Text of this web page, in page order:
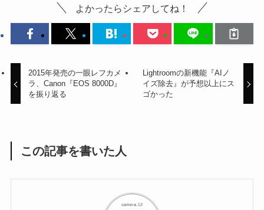
よかったらシェアしてね！
2015年発売の一眼レフカメ
ラ、Canon『EOS 8000D』
を振り返る
Lightroomの新機能『AIノ
イズ除去』が予想以上にス
ゴかった
この記事を書いた人